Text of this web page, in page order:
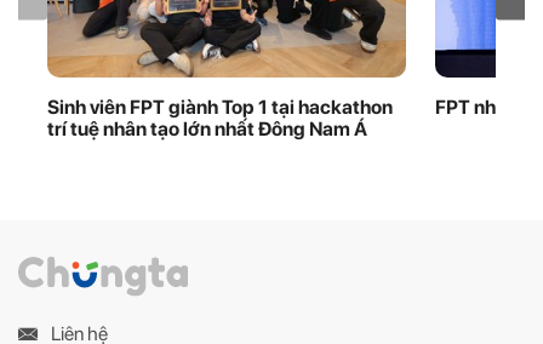
Sinh viên FPT giành Top 1 tại hackathon
trí tuệ nhân tạo lớn nhất Đông Nam Á
FPT nhận
Liên hệ